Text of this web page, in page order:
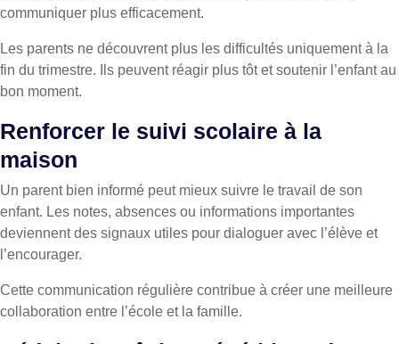
communiquer plus efficacement.
Les parents ne découvrent plus les difficultés uniquement à la
fin du trimestre. Ils peuvent réagir plus tôt et soutenir l’enfant au
bon moment.
Renforcer le suivi scolaire à la
maison
Un parent bien informé peut mieux suivre le travail de son
enfant. Les notes, absences ou informations importantes
deviennent des signaux utiles pour dialoguer avec l’élève et
l’encourager.
Cette communication régulière contribue à créer une meilleure
collaboration entre l’école et la famille.